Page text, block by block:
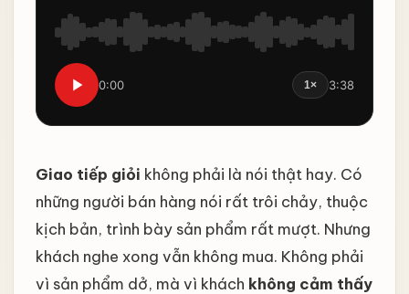
Giao tiếp giỏi không phải là nói thật hay. Có
những người bán hàng nói rất trôi chảy, thuộc
kịch bản, trình bày sản phẩm rất mượt. Nhưng
khách nghe xong vẫn không mua. Không phải
vì sản phẩm dở, mà vì khách không cảm thấy